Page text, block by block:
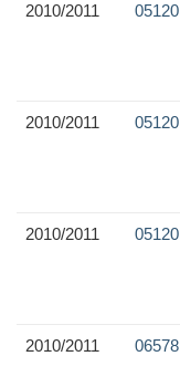
2010/2011 05120
2010/2011 05120
2010/2011 05120
2010/2011 06578